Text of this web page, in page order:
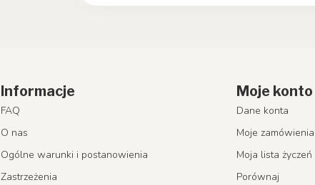
Informacje
FAQ
O nas
Ogólne warunki i postanowienia
Zastrzeżenia
Moje konto
Dane konta
Moje zamówienia
Moja lista życzeń
Porównaj